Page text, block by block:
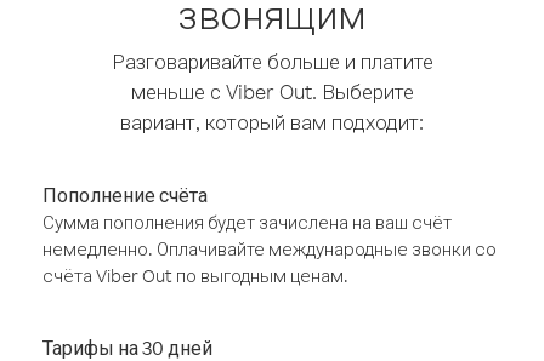
звонящим
Разговаривайте больше и платите
меньше с Viber Out. Выберите
вариант, который вам подходит:
Пополнение счёта
Сумма пополнения будет зачислена на ваш счёт
немедленно. Оплачивайте международные звонки со
счёта Viber Out по выгодным ценам.
Тарифы на 30 дней